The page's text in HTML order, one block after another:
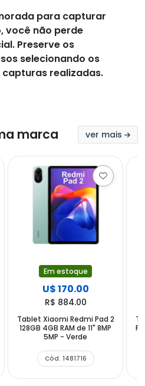
para capturar
você não perde
Preserve os
selecionando os
realizadas.
marca ver mais
Em estoque
U$ 170.00
R$ 884.00
Tablet Xiaomi Redmi Pad 2
128GB 4GB RAM de 11" 8MP
5MP - Verde
Cód. 1481716